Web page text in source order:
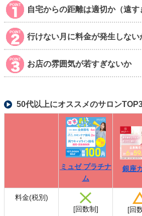
自宅からの距離は適切か（遠す
行けない月に料金が発生しない
お店の雰囲気が若すぎないか
50代以上にオススメのサロン
ミュゼ プラチナ
ム
銀座
料金(税別)
[回数制]
[回